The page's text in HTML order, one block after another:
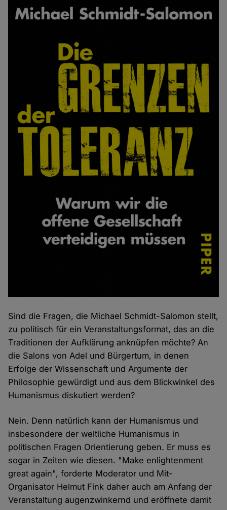
Sind die Fragen, die Michael Schmidt-Salomon stellt,
zu politisch für ein Veranstaltungsformat, das an die
Traditionen der Aufklärung anknüpfen möchte? An
die Salons von Adel und Bürgertum, in denen
Erfolge der Wissenschaft und Argumente der
Philosophie gewürdigt und aus dem Blickwinkel des
Humanismus diskutiert werden?
Nein. Denn natürlich kann der Humanismus und
insbesondere der weltliche Humanismus in
politischen Fragen Orientierung geben. Er muss es
sogar in Zeiten wie diesen. "Make enlightenment
great again", forderte Moderator und Mit-
Organisator Helmut Fink daher auch am Anfang der
Veranstaltung augenzwinkernd und eröffnete damit